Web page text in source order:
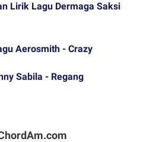
Lirik Lagu Dermaga Saksi
Aerosmith - Crazy
Sabila - Regang